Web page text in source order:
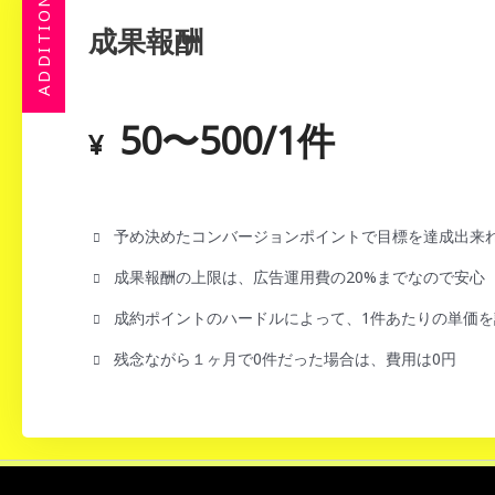
ADDITION 成果報酬
¥ 50〜500/1件
予め決めたコンバージョンポイントで目標を達成出来
成果報酬の上限は、広告運用費の20%までなので安心
成約ポイントのハードルによって、1件あたりの単価
残念ながら１ヶ月で0件だった場合は、費用は0円